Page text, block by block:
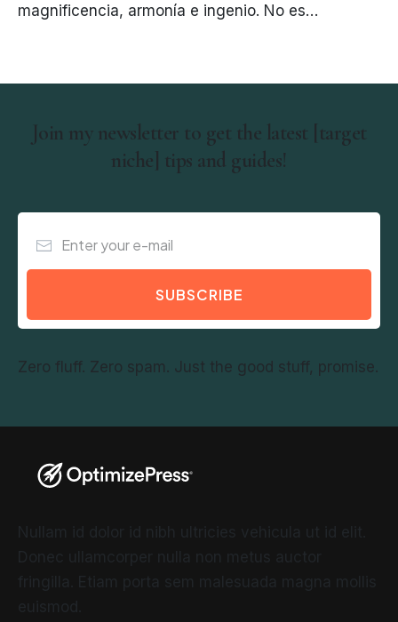
magnificencia, armonía e ingenio. No es…
Join my newsletter to get the latest [target
niche] tips and guides!
SUBSCRIBE
Zero fluff. Zero spam. Just the good stuff, promise.